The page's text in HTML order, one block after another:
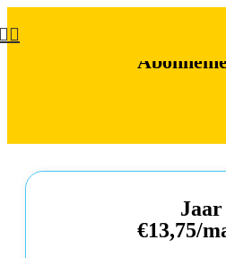
Jaar
€13,75/